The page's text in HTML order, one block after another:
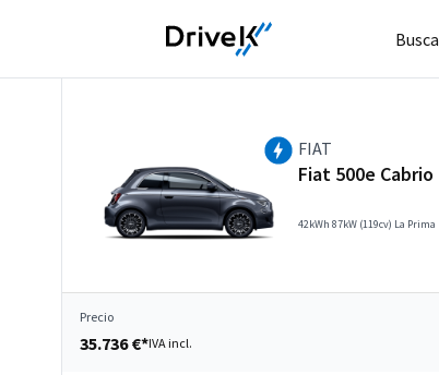
Busca
FIAT
Fiat 500e Cabrio
42kWh 87kW (119cv) La Prima
Precio
35.736 €*IVA incl.